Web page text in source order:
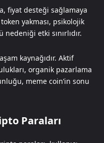
fiyat desteği sağlamaya
yakması, psikolojik
etki sınırlıdır.
kaynağıdır. Aktif
organik pazarlama
meme coin’in sonu
Paraları